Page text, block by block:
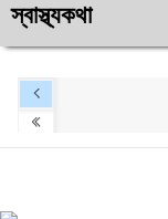
স্বাস্থ্যকথা